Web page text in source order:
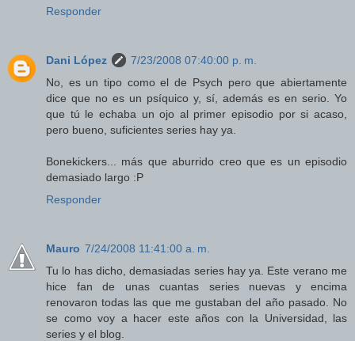
Responder
Dani López
7/23/2008 07:40:00 p. m.
No, es un tipo como el de Psych pero que abiertamente
dice que no es un psíquico y, sí, además es en serio. Yo
que tú le echaba un ojo al primer episodio por si acaso,
pero bueno, suficientes series hay ya.
Bonekickers... más que aburrido creo que es un episodio
demasiado largo :P
Responder
Mauro 7/24/2008 11:41:00 a. m.
Tu lo has dicho, demasiadas series hay ya. Este verano me
hice fan de unas cuantas series nuevas y encima
renovaron todas las que me gustaban del año pasado. No
se como voy a hacer este años con la Universidad, las
series y el blog.